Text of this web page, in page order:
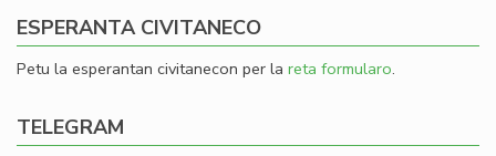
ESPERANTA CIVITANECO
Petu la esperantan civitanecon per la reta formularo.
TELEGRAM